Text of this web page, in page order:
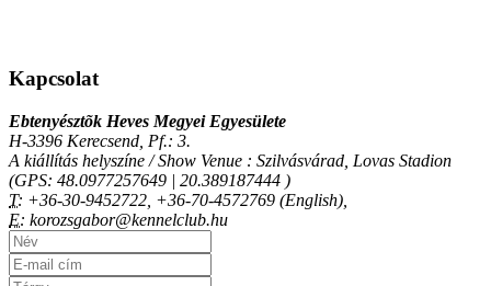
Kapcsolat
Ebtenyésztõk Heves Megyei Egyesülete
H-3396 Kerecsend, Pf.: 3.
A kiállítás helyszíne / Show Venue : Szilvásvárad, Lovas Stadion
(GPS: 48.0977257649 | 20.389187444 )
T: +36-30-9452722, +36-70-4572769 (English),
E: korozsgabor@kennelclub.hu